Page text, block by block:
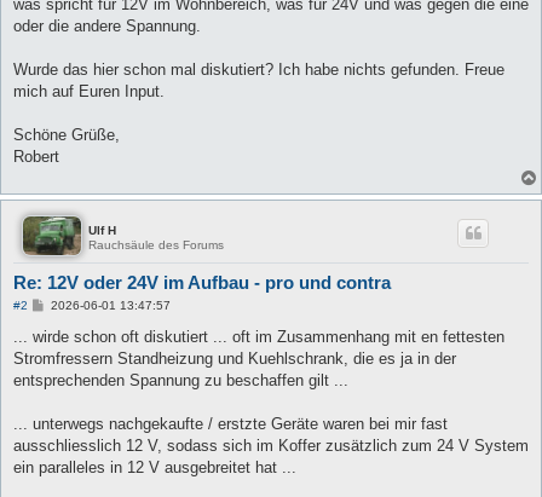
was spricht für 12V im Wohnbereich, was für 24V und was gegen die eine
oder die andere Spannung.
Wurde das hier schon mal diskutiert? Ich habe nichts gefunden. Freue
mich auf Euren Input.
Schöne Grüße,
Robert
Ulf H
Rauchsäule des Forums
Re: 12V oder 24V im Aufbau - pro und contra
#2
B
i
r
a
g
2026-06-01 13:47:57
... wirde schon oft diskutiert ... oft im Zusammenhang mit en fettesten
Stromfressern Standheizung und Kuehlschrank, die es ja in der
entsprechenden Spannung zu beschaffen gilt ...
... unterwegs nachgekaufte / erstzte Geräte waren bei mir fast
ausschliesslich 12 V, sodass sich im Koffer zusätzlich zum 24 V System
ein paralleles in 12 V ausgebreitet hat ...